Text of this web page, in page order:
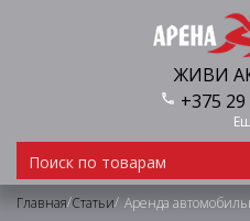
ЖИВИ
+375
Главная/Статьи/ Аренда